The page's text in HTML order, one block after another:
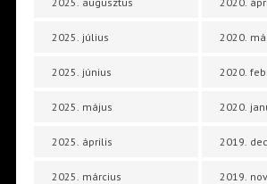
2025. július
2025. június
2025. május
2025. április
2025. március
2020.
2020.
2020.
2019.
2019.